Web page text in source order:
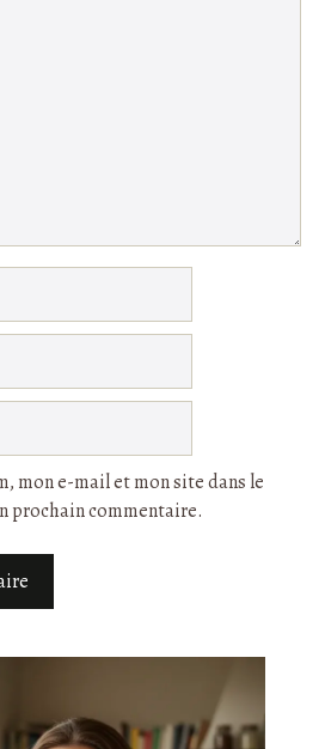
mon e-mail et mon site dans le
prochain commentaire.